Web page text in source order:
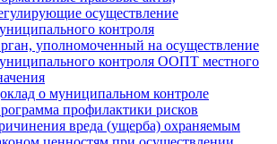
осуществление
контроля
уполномоченный на осуществление
контроля ООПТ местного
о муниципальном контроле
профилактики рисков
вреда (ущерба) охраняемым